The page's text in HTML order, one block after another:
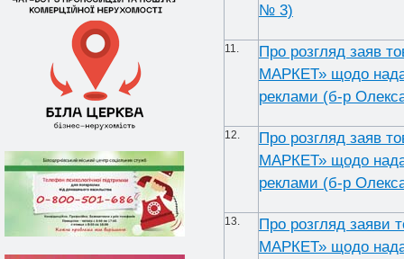
№ 3)
11.
Про розгляд заяв
МАРКЕТ» щодо
реклами (б-р
12.
Про розгляд заяв
МАРКЕТ» щодо
реклами (б-р
13.
Про розгляд заяви
МАРКЕТ» щодо